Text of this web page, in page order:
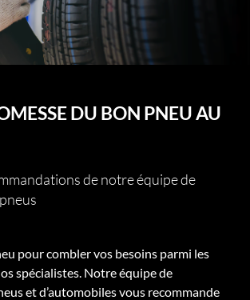
DU BON PNEU AU
de notre équipe de
pour combler vos besoins parmi les
spécialistes. Notre équipe de
et d’automobiles vous recommande